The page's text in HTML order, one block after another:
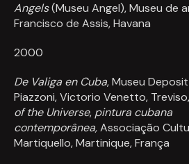
Angels(Museu Angel), Museu de
Francisco de Assis, Havana
2000
De Valiga en Cuba, Museu
Piazzoni, Victorio Venetto,
of the Universe, pintura cubana
contemporânea,Associação
Martiquello, Martinique, França